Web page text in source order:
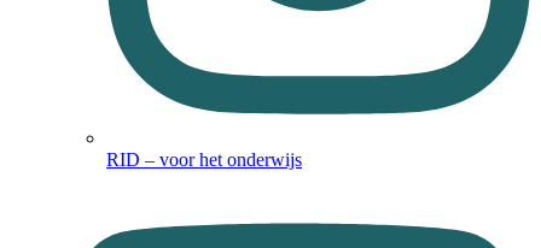
RID – voor het onderwijs